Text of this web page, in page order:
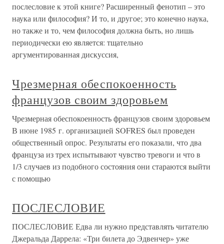
послесловие к этой книге? Расширенный фенотип – это
наука или философия? И то, и другое; это конечно наука,
но также и то, чем философия должна быть, но лишь
периодически ею является: тщательно
аргументированная дискуссия,
Чрезмерная обеспокоенность
французов своим здоровьем
Чрезмерная обеспокоенность французов своим здоровьем
В июне 1985 г. организацией SOFRES был проведен
общественный опрос. Результаты его показали, что два
француза из трех испытывают чувство тревоги и что в
1/3 случаев из подобного состояния они стараются выйти
с помощью
ПОСЛЕСЛОВИЕ
ПОСЛЕСЛОВИЕ Едва ли нужно представлять читателю
Джеральда Даррела: «Три билета до Эдвенчер» уже